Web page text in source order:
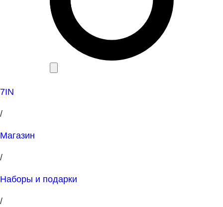
7IN
/
Магазин
/
Наборы и подарки
/